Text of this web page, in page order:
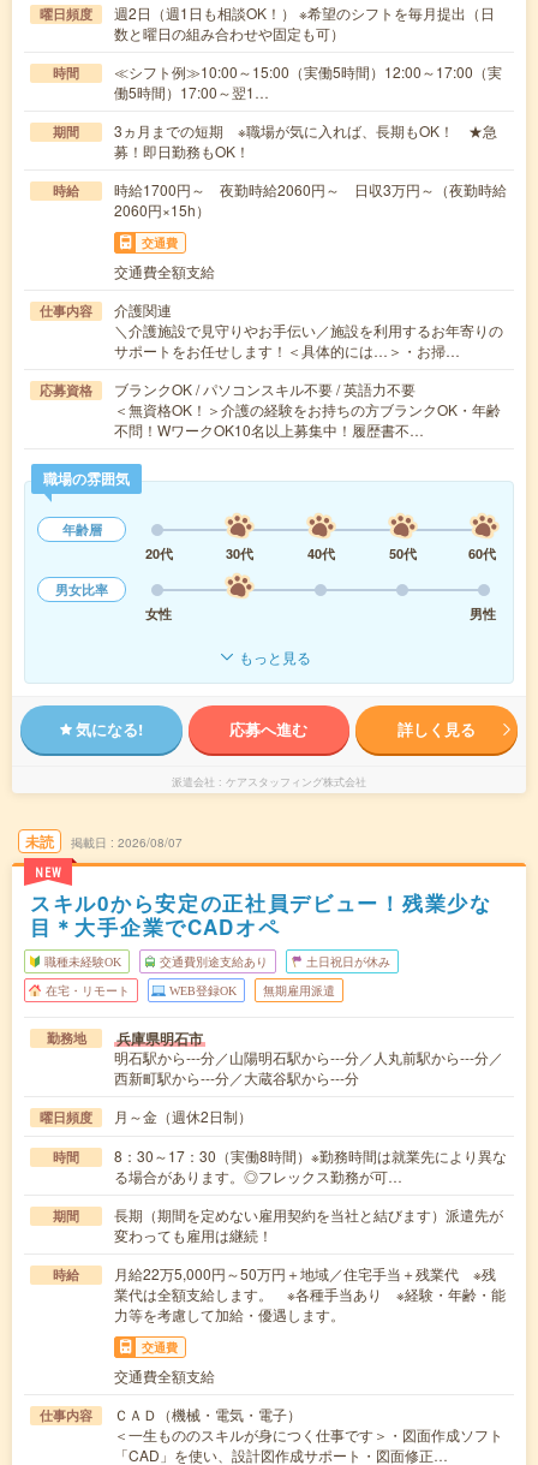
曜日頻度
週2日（週1日も相談OK！） ※希望のシフトを毎月提出（日
数と曜日の組み合わせや固定も可）
時間
≪シフト例≫10:00～15:00（実働5時間）12:00～17:00（実
働5時間）17:00～翌1…
期間
3ヵ月までの短期 ※職場が気に入れば、長期もOK！ ★急
募！即日勤務もOK！
時給
時給1700円～ 夜勤時給2060円～ 日収3万円～（夜勤時給
2060円×15h）
交通費
交通費全額支給
仕事内容
介護関連
＼介護施設で見守りやお手伝い／施設を利用するお年寄りの
サポートをお任せします！＜具体的には…＞・お掃…
応募資格
ブランクOK / パソコンスキル不要 / 英語力不要
＜無資格OK！＞介護の経験をお持ちの方ブランクOK・年齢
不問！WワークOK10名以上募集中！履歴書不…
職場の雰囲気
年齢層
20代
30代 40代 50代
60代
男女比率
女性
男性
もっと見る
気になる! 応募へ進む 詳しく見る
派遣会社 ケアスタッフィング株式会社
未読
NEW
掲載日 2026/08/07
スキル0から安定の正社員デビュー！残業少な
目＊大手企業でCADオペ
職種未経験OK 交通費別途支給あり 土日祝日が休み
在宅・リモート WEB登録OK 無期雇用派遣
勤務地 兵庫県明石市
明石駅から---分／山陽明石駅から---分／人丸前駅から---分／
西新町駅から---分／大蔵谷駅から---分
曜日頻度 月～金（週休2日制）
時間
8：30～17：30（実働8時間）※勤務時間は就業先により異な
る場合があります。◎フレックス勤務が可…
期間
長期（期間を定めない雇用契約を当社と結びます）派遣先が
変わっても雇用は継続！
時給
月給22万5,000円～50万円＋地域／住宅手当＋残業代 ※残
業代は全額支給します。 ※各種手当あり ※経験・年齢・能
力等を考慮して加給・優遇します。
交通費
交通費全額支給
仕事内容
ＣＡＤ（機械・電気・電子）
＜一生もののスキルが身につく仕事です＞・図面作成ソフト
「CAD」を使い、設計図作成サポート・図面修正…